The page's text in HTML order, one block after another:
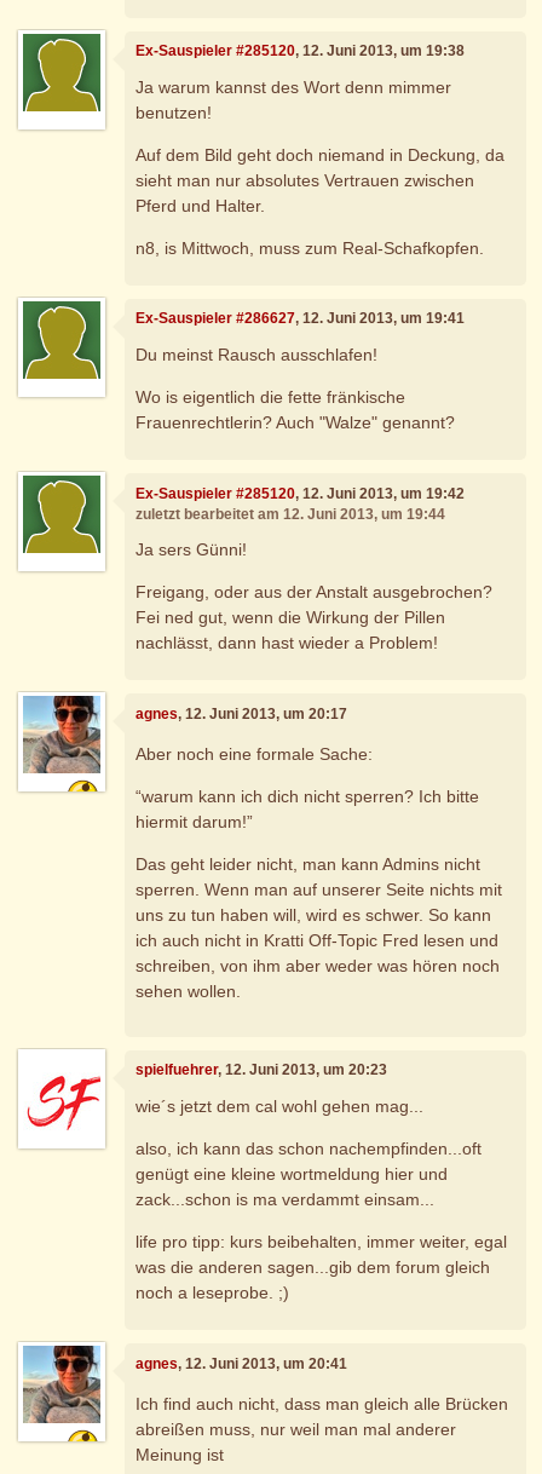
Ex-Sauspieler #285120, 12. Juni 2013, um 19:38
Ja warum kannst des Wort denn mimmer
benutzen!
Auf dem Bild geht doch niemand in Deckung, da
sieht man nur absolutes Vertrauen zwischen
Pferd und Halter.
n8, is Mittwoch, muss zum Real-Schafkopfen.
Ex-Sauspieler #286627, 12. Juni 2013, um 19:41
Du meinst Rausch ausschlafen!
Wo is eigentlich die fette fränkische
Frauenrechtlerin? Auch "Walze" genannt?
Ex-Sauspieler #285120, 12. Juni 2013, um 19:42
zuletzt bearbeitet am 12. Juni 2013, um 19:44
Ja sers Günni!
Freigang, oder aus der Anstalt ausgebrochen?
Fei ned gut, wenn die Wirkung der Pillen
nachlässt, dann hast wieder a Problem!
agnes, 12. Juni 2013, um 20:17
Aber noch eine formale Sache:
“warum kann ich dich nicht sperren? Ich bitte
hiermit darum!”
Das geht leider nicht, man kann Admins nicht
sperren. Wenn man auf unserer Seite nichts mit
uns zu tun haben will, wird es schwer. So kann
ich auch nicht in Kratti Off-Topic Fred lesen und
schreiben, von ihm aber weder was hören noch
sehen wollen.
spielfuehrer, 12. Juni 2013, um 20:23
wie´s jetzt dem cal wohl gehen mag...
also, ich kann das schon nachempfinden...oft
genügt eine kleine wortmeldung hier und
zack...schon is ma verdammt einsam...
life pro tipp: kurs beibehalten, immer weiter, egal
was die anderen sagen...gib dem forum gleich
noch a leseprobe. ;)
agnes, 12. Juni 2013, um 20:41
Ich find auch nicht, dass man gleich alle Brücken
abreißen muss, nur weil man mal anderer
Meinung ist